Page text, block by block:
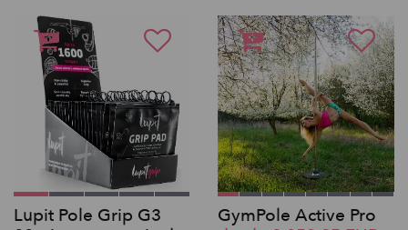
Lupit Pole Grip G3
GymPole Active Pro